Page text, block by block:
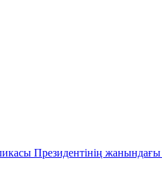
Президентінің